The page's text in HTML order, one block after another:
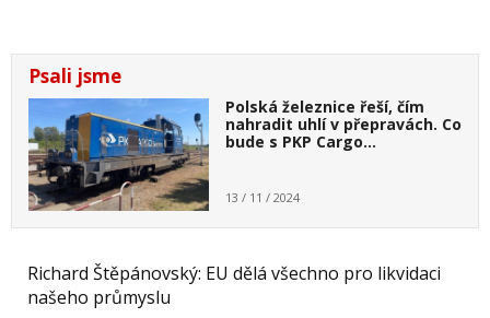
Psali jsme
Polská železnice řeší, čím
nahradit uhlí v přepravách. Co
bude s PKP Cargo…
13 / 11 / 2024
Richard Štěpánovský: EU dělá všechno pro likvidaci
našeho průmyslu